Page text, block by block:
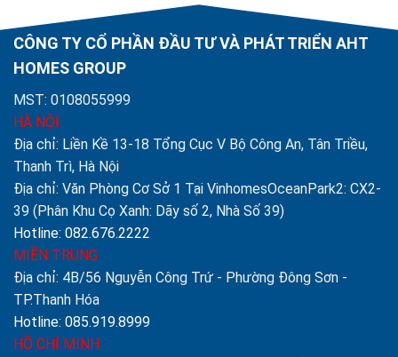
CÔNG TY CỔ PHẦN ĐẦU TƯ VÀ PHÁT TRIỂN AHT
HOMES GROUP
MST: 0108055999
HÀ NỘI
Địa chỉ: Liền Kề 13-18 Tổng Cục V Bộ Công An, Tân Triều,
Thanh Trì, Hà Nội
Địa chỉ: Văn Phòng Cơ Sở 1 Tại VinhomesOceanPark2: CX2-
39 (Phân Khu Cọ Xanh: Dãy số 2, Nhà Số 39)
Hotline: 082.676.2222
MIỀN TRUNG
Địa chỉ: 4B/56 Nguyễn Công Trứ - Phường Đông Sơn -
TP.Thanh Hóa
Hotline: 085.919.8999
HỒ CHÍ MINH